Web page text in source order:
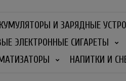
И ЗАРЯДНЫЕ
ЭЛЕКТРОННЫЕ СИГАРЕТЫ
НАПИТКИ И